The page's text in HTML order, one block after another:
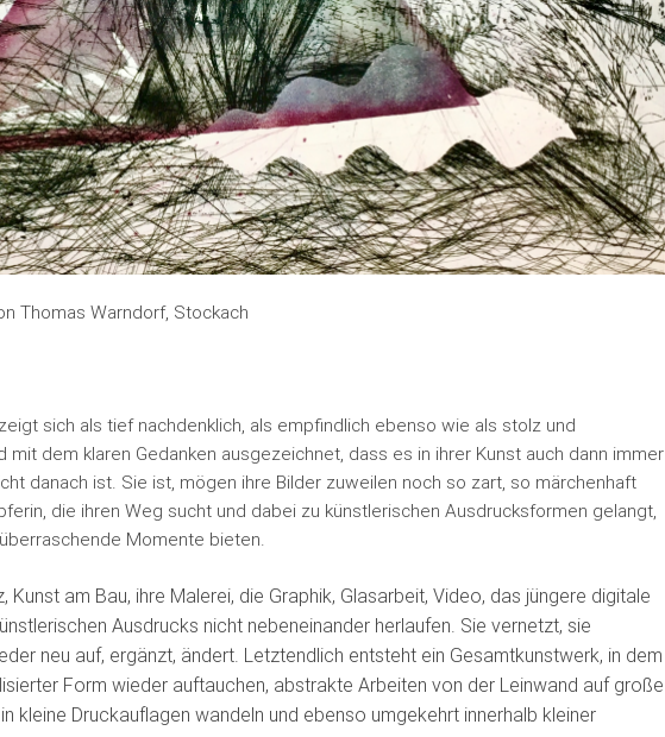
Thomas Warndorf, Stockach
sich als tief nachdenklich, als empfindlich ebenso wie als stolz und
dem klaren Gedanken ausgezeichnet, dass es in ihrer Kunst auch dann immer
danach ist. Sie ist, mögen ihre Bilder zuweilen noch so zart, so märchenhaft
die ihren Weg sucht und dabei zu künstlerischen Ausdrucksformen gelangt,
Momente bieten.
Kunst am Bau, ihre Malerei, die Graphik, Glasarbeit, Video, das jüngere digitale
Ausdrucks nicht nebeneinander herlaufen. Sie vernetzt, sie
neu auf, ergänzt, ändert. Letztendlich entsteht ein Gesamtkunstwerk, in dem
Form wieder auftauchen, abstrakte Arbeiten von der Leinwand auf große
kleine Druckauflagen wandeln und ebenso umgekehrt innerhalb kleiner